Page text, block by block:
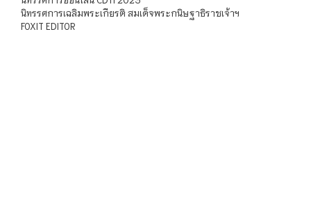
นิทรรศการเฉลิมพระเกียรติ สมเด็จพระกนิษฐาธิราชเจ้าฯ
FOXIT EDITOR